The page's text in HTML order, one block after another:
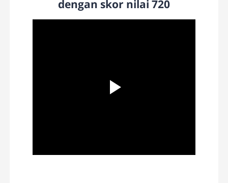
dengan skor nilai 720